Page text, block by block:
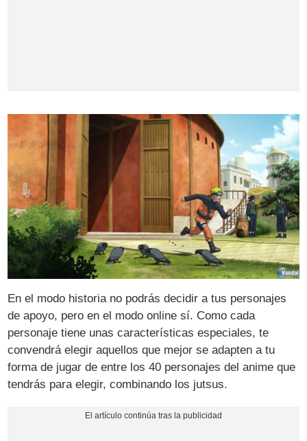
En el modo historia no podrás decidir a tus personajes
de apoyo, pero en el modo online sí. Como cada
personaje tiene unas características especiales, te
convendrá elegir aquellos que mejor se adapten a tu
forma de jugar de entre los 40 personajes del anime que
tendrás para elegir, combinando los jutsus.